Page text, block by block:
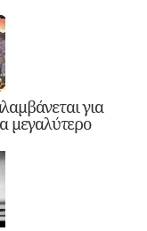
για
μεγαλύτερο